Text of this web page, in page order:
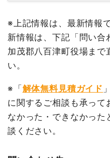
※上記情報は、最新情報
新情報は、下記「問い合
加茂郡八百津町役場まで
い。
※「解体無料見積ガイド
に関するご相談も承って
なかった・できなかった
談ください。